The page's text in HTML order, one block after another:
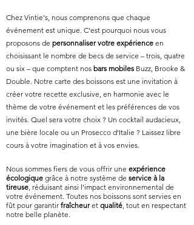
Chez Vintie's, nous comprenons que chaque
événement est unique. C'est pourquoi nous vous
proposons de personnaliser votre expérience en
choisissant le nombre de becs de service – trois, quatre
ou six – que comptent nos bars mobiles Buzz, Brooke &
Double. Notre carte des boissons est une invitation à
créer votre recette exclusive, en harmonie avec le
thème de votre événement et les préférences de vos
invités. Quel sera votre choix ? Un cocktail audacieux,
une bière locale ou un Prosecco d'Italie ? Laissez libre
cours à votre imagination et à vos envies.
Nous sommes fiers de vous offrir une expérience
écologique grâce à notre système de service à la
tireuse, réduisant ainsi l'impact environnemental de
votre événement. Toutes nos boissons sont servies en
fût pour garantir fraîcheuret qualité, tout en respectant
notre belle planète.